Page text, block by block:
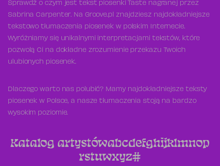
Sprawdź o czym jest tekst piosenki Taste nagranej przez
Sabrina Carpenter. Na Groove.pl znajdziesz najdokładniejsze
tekstowo tłumaczenia piosenek w polskim Internecie.
Wyróżniamy się unikalnymi interpretacjami tekstów, które
pozwolą Ci na dokładne zrozumienie przekazu Twoich
ulubionych piosenek.
Dlaczego warto nas polubić? Mamy najdokładniejsze teksty
piosenek w Polsce, a nasze tłumaczenia stoją na bardzo
wysokim poziomie.
Katalog artystówabcdefghijklmnop
rstuwxyz#